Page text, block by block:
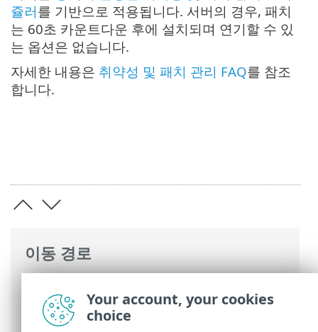
이동 경로
ESET PROTECT 사용>ESET PROTECT 기본
메뉴> 패치 관리
쥴러를 기반으로 적용됩니다. 서버의 경우, 패치
는 60초 카운트다운 후에 설치되며 연기할 수 있
는 옵션은 없습니다.
자세한 내용은 취약성 및 패치 관리 FAQ를 참조
합니다.
Your account, your cookies
choice